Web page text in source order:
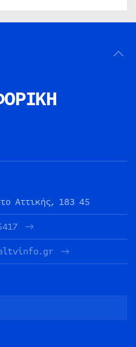
Αττικής, 183 45